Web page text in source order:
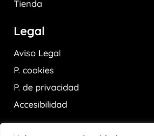
Tienda
Legal
Aviso Legal
P. cookies
P. de privacidad
Accesibilidad
Contactar